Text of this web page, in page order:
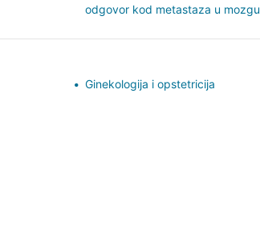
odgovor kod metastaza u mozgu
Ginekologija i opstetricija